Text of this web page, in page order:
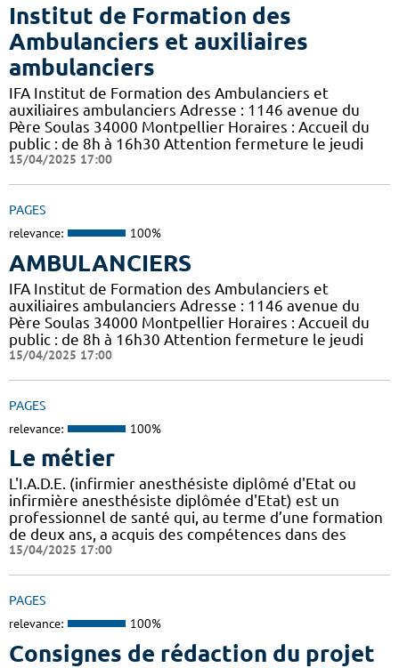
Institut de Formation des
Ambulanciers et auxiliaires
ambulanciers
IFA Institut de Formation des Ambulanciers et
auxiliaires ambulanciers Adresse : 1146 avenue du
Père Soulas 34000 Montpellier Horaires : Accueil du
public : de 8h à 16h30 Attention fermeture le jeudi
15/04/2025 17:00
PAGES
relevance: 100%
AMBULANCIERS
IFA Institut de Formation des Ambulanciers et
auxiliaires ambulanciers Adresse : 1146 avenue du
Père Soulas 34000 Montpellier Horaires : Accueil du
public : de 8h à 16h30 Attention fermeture le jeudi
15/04/2025 17:00
PAGES
relevance: 100%
Le métier
L'I.A.D.E. (infirmier anesthésiste diplômé d'Etat ou
infirmière anesthésiste diplômée d'Etat) est un
professionnel de santé qui, au terme d’une formation
de deux ans, a acquis des compétences dans des
15/04/2025 17:00
PAGES
relevance: 100%
Consignes de rédaction du projet